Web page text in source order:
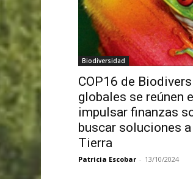
Biodiversidad
COP16 de
globales se reúnen
impulsar finanzas
buscar soluciones
Tierra
Patricia Escobar - 13/10/2024